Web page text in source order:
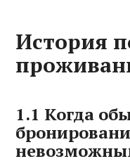
История
1.1 Когда